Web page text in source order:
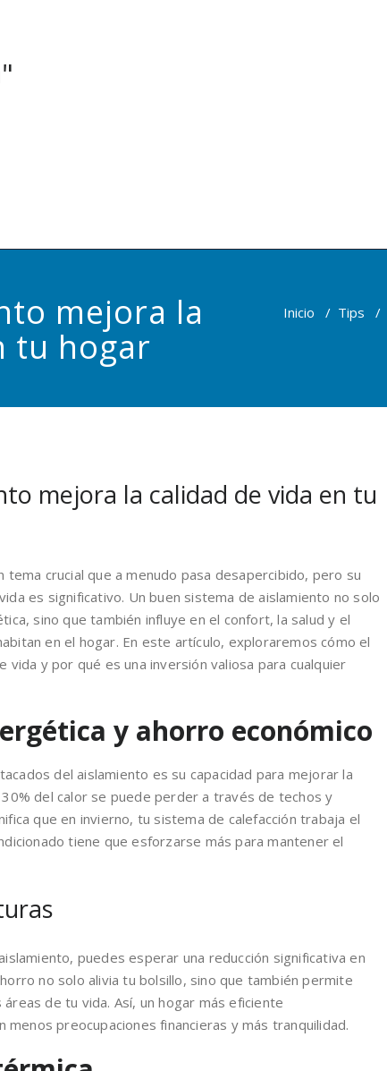
mejora la
tu hogar
Inicio / Tips /
mejora la calidad de vida en tu
tema crucial que a menudo pasa desapercibido, pero su
es significativo. Un buen sistema de aislamiento no solo
sino que también influye en el confort, la salud y el
en el hogar. En este artículo, exploraremos cómo el
vida y por qué es una inversión valiosa para cualquier
y ahorro económico
del aislamiento es su capacidad para mejorar la
del calor se puede perder a través de techos y
que en invierno, tu sistema de calefacción trabaja el
tiene que esforzarse más para mantener el
puedes esperar una reducción significativa en
no solo alivia tu bolsillo, sino que también permite
de tu vida. Así, un hogar más eficiente
preocupaciones financieras y más tranquilidad.